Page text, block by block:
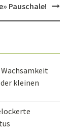
Pauschale!
kleinen